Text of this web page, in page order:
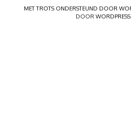
MET TROTS ONDERSTEUND DOOR
DOOR